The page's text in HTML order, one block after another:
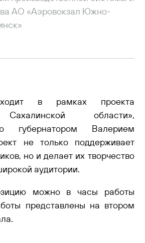
АО «Аэровокзал Южно-
в рамках проекта
области»,
губернатором Валерием
не только поддерживает
но и делает их творчество
аудитории.
можно в часы работы
представлены на втором